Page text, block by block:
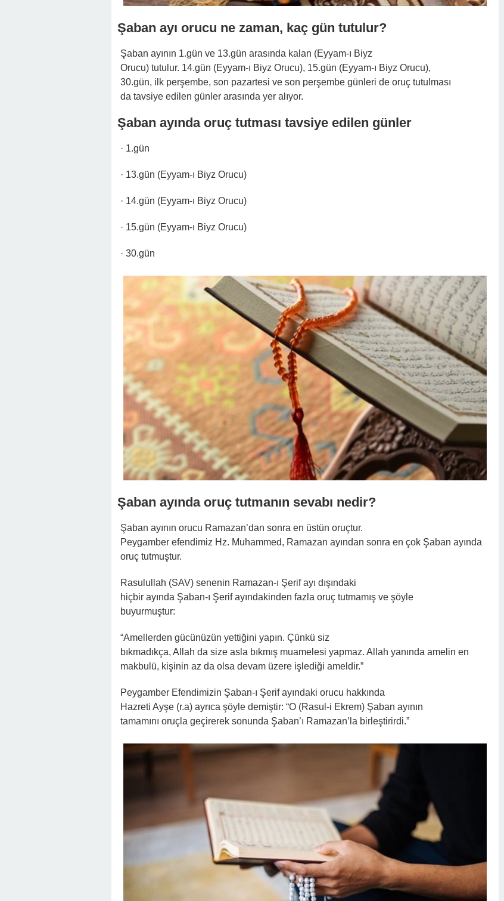
Şaban ayı orucu ne zaman, kaç gün tutulur?
Şaban ayının 1.gün ve 13.gün arasında kalan (Eyyam-ı Biyz
Orucu) tutulur. 14.gün (Eyyam-ı Biyz Orucu), 15.gün (Eyyam-ı Biyz Orucu),
30.gün, ilk perşembe, son pazartesi ve son perşembe günleri de oruç tutulması
da tavsiye edilen günler arasında yer alıyor.
Şaban ayında oruç tutması tavsiye edilen günler
· 1.gün
· 13.gün (Eyyam-ı Biyz Orucu)
· 14.gün (Eyyam-ı Biyz Orucu)
· 15.gün (Eyyam-ı Biyz Orucu)
· 30.gün
Şaban ayında oruç tutmanın sevabı nedir?
Şaban ayının orucu Ramazan’dan sonra en üstün oruçtur.
Peygamber efendimiz Hz. Muhammed, Ramazan ayından sonra en çok Şaban ayında
oruç tutmuştur.
Rasulullah (SAV) senenin Ramazan-ı Şerif ayı dışındaki
hiçbir ayında Şaban-ı Şerif ayındakinden fazla oruç tutmamış ve şöyle
buyurmuştur:
“Amellerden gücünüzün yettiğini yapın. Çünkü siz
bıkmadıkça, Allah da size asla bıkmış muamelesi yapmaz. Allah yanında amelin en
makbulü, kişinin az da olsa devam üzere işlediği ameldir.”
Peygamber Efendimizin Şaban-ı Şerif ayındaki orucu hakkında
Hazreti Ayşe (r.a) ayrıca şöyle demiştir: “O (Rasul-i Ekrem) Şaban ayının
tamamını oruçla geçirerek sonunda Şaban’ı Ramazan’la birleştirirdi.”